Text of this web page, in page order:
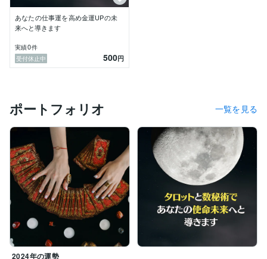
あなたの仕事運を高め金運UPの未
来へと導きます
実績0件
受付休止中
500円
ポートフォリオ 一覧を見る
2024年の運勢